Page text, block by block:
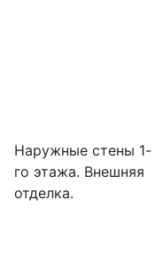
Наружные стены 1-
го этажа. Внешняя
отделка.